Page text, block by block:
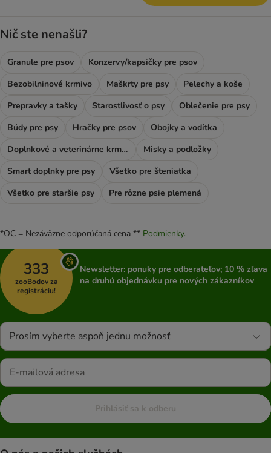
Nič ste nenašli?
Granule pre psov
Konzervy/kapsičky pre psov
Bezobilninové krmivo
Maškrty pre psy
Pelechy a koše
Prepravky a tašky
Starostlivosť o psy
Oblečenie pre psy
Búdy pre psy
Hračky pre psov
Obojky a vodítka
Doplnkové a veterinárne krmivo
Misky a podložky
Smart doplnky pre psy
Všetko pre šteniatka
Všetko pre staršie psy
Pre rôzne psie plemená
*OC = Nezáväzne odporúčaná cena ** Podmienky.
333
zooBodov za
registráciu!
Newsletter: ponuky pre odberateľov; 10 % zľava
na druhú objednávku pre nových zákazníkov
Prosím vyberte aspoň jednu možnosť
Prihlásiť sa k odberu